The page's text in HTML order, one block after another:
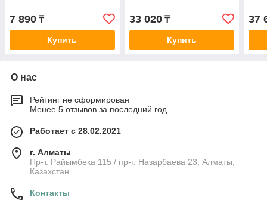
7 890 ₸
Купить
33 020₸
Купить
37
О нас
Рейтинг не сформирован
Менее 5 отзывов за последний год
Работает с 28.02.2021
г. Алматы
Пр-т. Райымбека 115 / пр-т. Назарбаева 23, Алматы,
Казахстан
Контакты